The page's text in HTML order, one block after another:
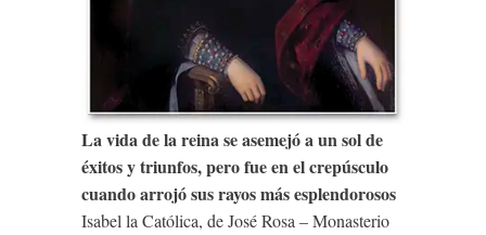
La vida de la reina se asemejó a un sol de
éxitos y triunfos, pero fue en el crepúsculo
cuando arrojó sus rayos más esplendorosos
Isabel la Católica, de José Rosa – Monasterio